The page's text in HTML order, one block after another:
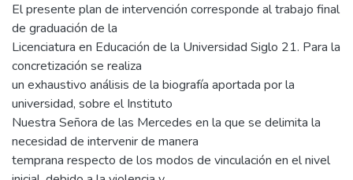
El presente plan de intervención corresponde al trabajo final
de graduación de la
Licenciatura en Educación de la Universidad Siglo 21. Para la
concretización se realiza
un exhaustivo análisis de la biografía aportada por la
universidad, sobre el Instituto
Nuestra Señora de las Mercedes en la que se delimita la
necesidad de intervenir de manera
temprana respecto de los modos de vinculación en el nivel